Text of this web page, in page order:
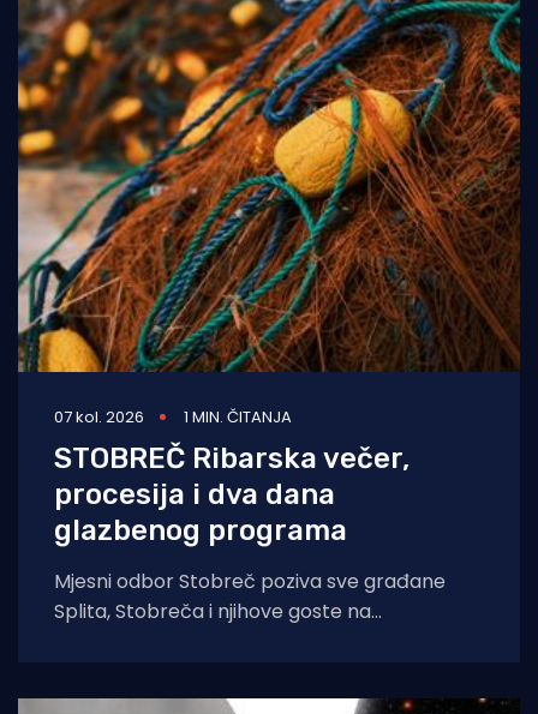
07 kol. 2026 1 MIN. ČITANJA
STOBREČ Ribarska večer,
procesija i dva dana
glazbenog programa
Mjesni odbor Stobreč poziva sve građane
Splita, Stobreča i njihove goste na